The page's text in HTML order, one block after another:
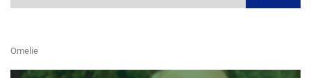
Omelie